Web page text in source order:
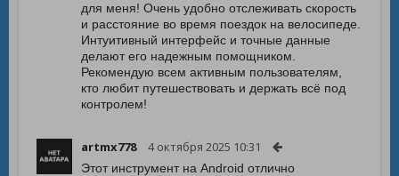
для меня! Очень удобно отслеживать скорость
и расстояние во время поездок на велосипеде.
Интуитивный интерфейс и точные данные
делают его надежным помощником.
Рекомендую всем активным пользователям,
кто любит путешествовать и держать всё под
контролем!
artmx778 4 октября 2025 10:31
Этот инструмент на Android отлично